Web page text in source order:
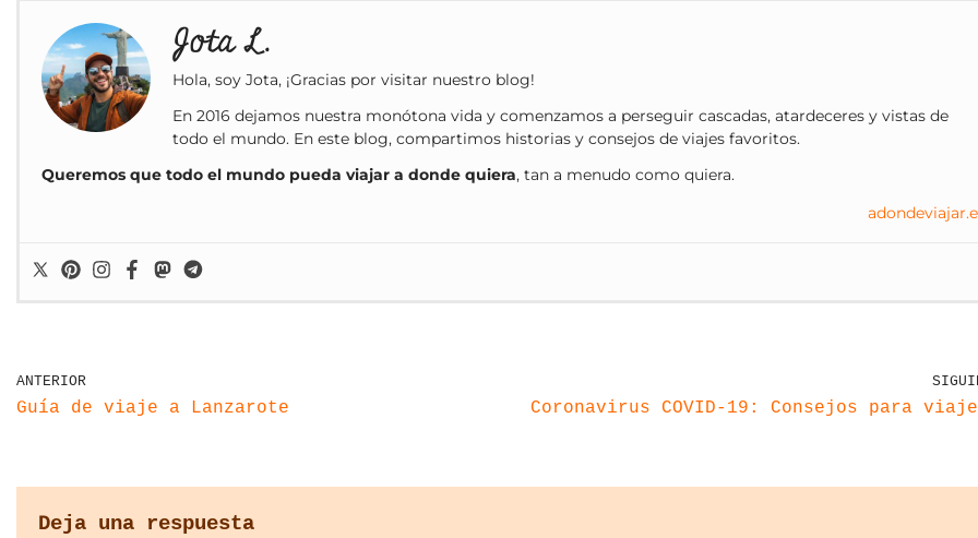
Jota L.
Hola, soy Jota, ¡Gracias por visitar nuestro blog!
En 2016 dejamos nuestra monótona vida y comenzamos a perseguir cascadas, atardeceres y vistas de
todo el mundo. En este blog, compartimos historias y consejos de viajes favoritos.
Queremos que todo el mundo pueda viajar a donde quiera, tan a menudo como quiera.
ANTERIOR
Guía de viaje a Lanzarote Coronavirus COVID-19: Consejos para
Deja una respuesta